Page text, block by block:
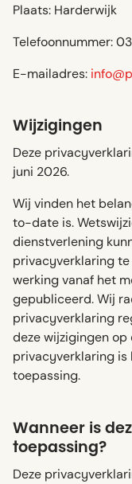
Plaats: Harderwijk
Telefoonnummer:
E-mailadres:
Wijzigingen
Deze
juni 2026.
Wij vinden het
to-date is.
dienstverlening
privacyverklaring
werking vanaf het
gepubliceerd. Wij
privacyverklaring
deze wijzigingen
privacyverklaring is
toepassing.
Wanneer is
toepassing?
Deze